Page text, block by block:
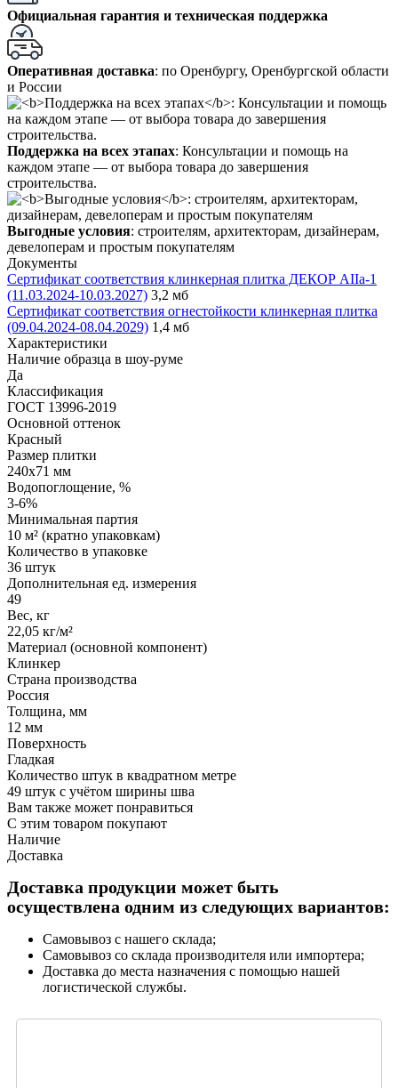
Официальная гарантия и техническая поддержка
Оперативная доставка: по Оренбургу, Оренбургской области
и России
Поддержка на всех этапах: Консультации и помощь на
каждом этапе — от выбора товара до завершения
строительства.
Выгодные условия: строителям, архитекторам, дизайнерам,
девелоперам и простым покупателям
Документы
Сертификат соответствия клинкерная плитка ДЕКОР АIIа-1
(11.03.2024-10.03.2027) 3,2 мб
Сертификат соответствия огнестойкости клинкерная плитка
(09.04.2024-08.04.2029) 1,4 мб
Характеристики
Наличие образца в шоу-руме
Да
Классификация
ГОСТ 13996-2019
Основной оттенок
Красный
Размер плитки
240x71 мм
Водопоглощение, %
3-6%
Минимальная партия
10 м² (кратно упаковкам)
Количество в упаковке
36 штук
Дополнительная ед. измерения
49
Вес, кг
22,05 кг/м²
Материал (основной компонент)
Клинкер
Страна производства
Россия
Толщина, мм
12 мм
Поверхность
Гладкая
Количество штук в квадратном метре
49 штук с учётом ширины шва
Вам также может понравиться
С этим товаром покупают
Наличие
Доставка
Доставка продукции может быть
осуществлена одним из следующих вариантов:
Самовывоз с нашего склада;
Самовывоз со склада производителя или импортера;
Доставка до места назначения с помощью нашей
логистической службы.